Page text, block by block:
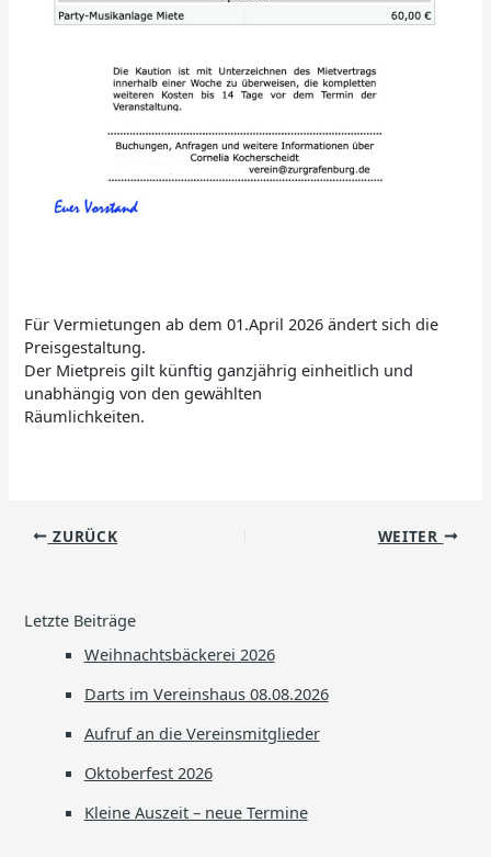
Für Vermietungen ab dem 01.April 2026 ändert sich die
Preisgestaltung.
Der Mietpreis gilt künftig ganzjährig einheitlich und
unabhängig von den gewählten
Räumlichkeiten.
ZURÜCK WEITER
Letzte Beiträge
Weihnachtsbäckerei 2026
Darts im Vereinshaus 08.08.2026
Aufruf an die Vereinsmitglieder
Oktoberfest 2026
Kleine Auszeit – neue Termine